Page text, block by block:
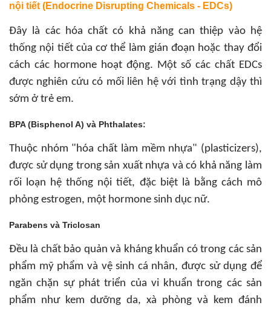
nội tiết (Endocrine Disrupting Chemicals - EDCs)
Đây là các hóa chất có khả năng can thiệp vào hệ
thống nội tiết của cơ thể làm gián đoạn hoặc thay đổi
cách các hormone hoạt động. Một số các chất EDCs
được nghiên cứu có mối liên hệ với tình trạng dậy thì
sớm ở trẻ em.
BPA (Bisphenol A) và Phthalates:
Thuộc nhóm "hóa chất làm mềm nhựa" (plasticizers),
được sử dụng trong sản xuất nhựa và có khả năng làm
rối loạn hệ thống nội tiết, đặc biệt là bằng cách mô
phỏng estrogen, một hormone sinh dục nữ.
Parabens và Triclosan
Đều là chất bảo quản và kháng khuẩn có trong các sản
phẩm mỹ phẩm và vệ sinh cá nhân, được sử dụng để
ngăn chặn sự phát triển của vi khuẩn trong các sản
phẩm như kem dưỡng da, xà phòng và kem đánh